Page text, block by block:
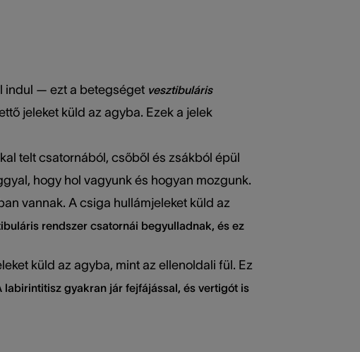
indul — ezt a betegséget vesztibuláris
jeleket küld az agyba. Ezek a jelek
telt csatornából, csőből és zsákból épül
hogy hol vagyunk és hogyan mozgunk.
vannak. A csiga hullámjeleket küld az
rendszer csatornái begyulladnak, és ez
küld az agyba, mint az ellenoldali fül. Ez
labirintitisz gyakran jár fejfájással, és vertigót is